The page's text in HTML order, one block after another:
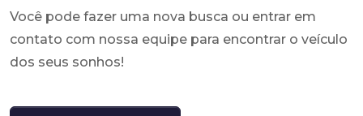
Você pode fazer uma nova busca ou entrar em
contato com nossa equipe para encontrar o veículo
dos seus sonhos!